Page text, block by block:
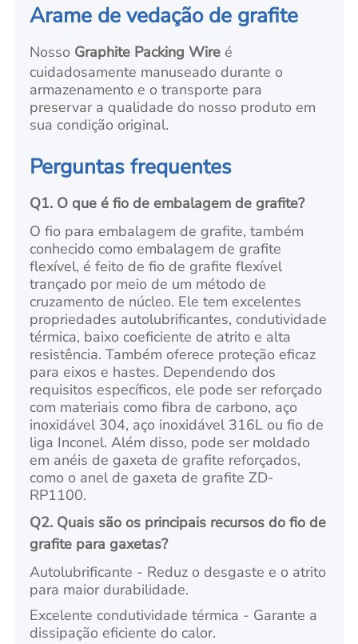
Arame de vedação de grafite
Nosso Graphite Packing Wire é
cuidadosamente manuseado durante o
armazenamento e o transporte para
preservar a qualidade do nosso produto em
sua condição original.
Perguntas frequentes
Q1. O que é fio de embalagem de grafite?
O fio para embalagem de grafite, também
conhecido como embalagem de grafite
flexível, é feito de fio de grafite flexível
trançado por meio de um método de
cruzamento de núcleo. Ele tem excelentes
propriedades autolubrificantes, condutividade
térmica, baixo coeficiente de atrito e alta
resistência. Também oferece proteção eficaz
para eixos e hastes. Dependendo dos
requisitos específicos, ele pode ser reforçado
com materiais como fibra de carbono, aço
inoxidável 304, aço inoxidável 316L ou fio de
liga Inconel. Além disso, pode ser moldado
em anéis de gaxeta de grafite reforçados,
como o anel de gaxeta de grafite ZD-
RP1100.
Q2. Quais são os principais recursos do fio de
grafite para gaxetas?
Autolubrificante - Reduz o desgaste e o atrito
para maior durabilidade.
Excelente condutividade térmica - Garante a
dissipação eficiente do calor.